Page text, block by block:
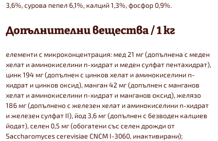
3,6%, сурова пепел 6,1%, калций 1,3%, фосфор 0,9%.
Допълнителни вещества / 1 кг
елементи с микроконцентрация: мед 21 мг (допълнена с меден
хелат и аминокиселини n-хидрат и меден сулфат пентахидрат),
цинк 194 мг (допълнен с цинков хелат и аминокиселини n-
хидрат и цинков оксид), манган 42 мг (допълнен с манганов
хелат и аминокиселини n-хидрат и манганов оксид), желязо
186 мг (допълнено с железен хелат и аминокиселини n-хидрат
и железен сулфат II), йод 3,6 мг (допълнен с безводен калциев
йодат), селен 0,5 мг (oбогатени със селен дрожди от
Saccharomyces cerevisiae CNCM I-3060, инактивирани);